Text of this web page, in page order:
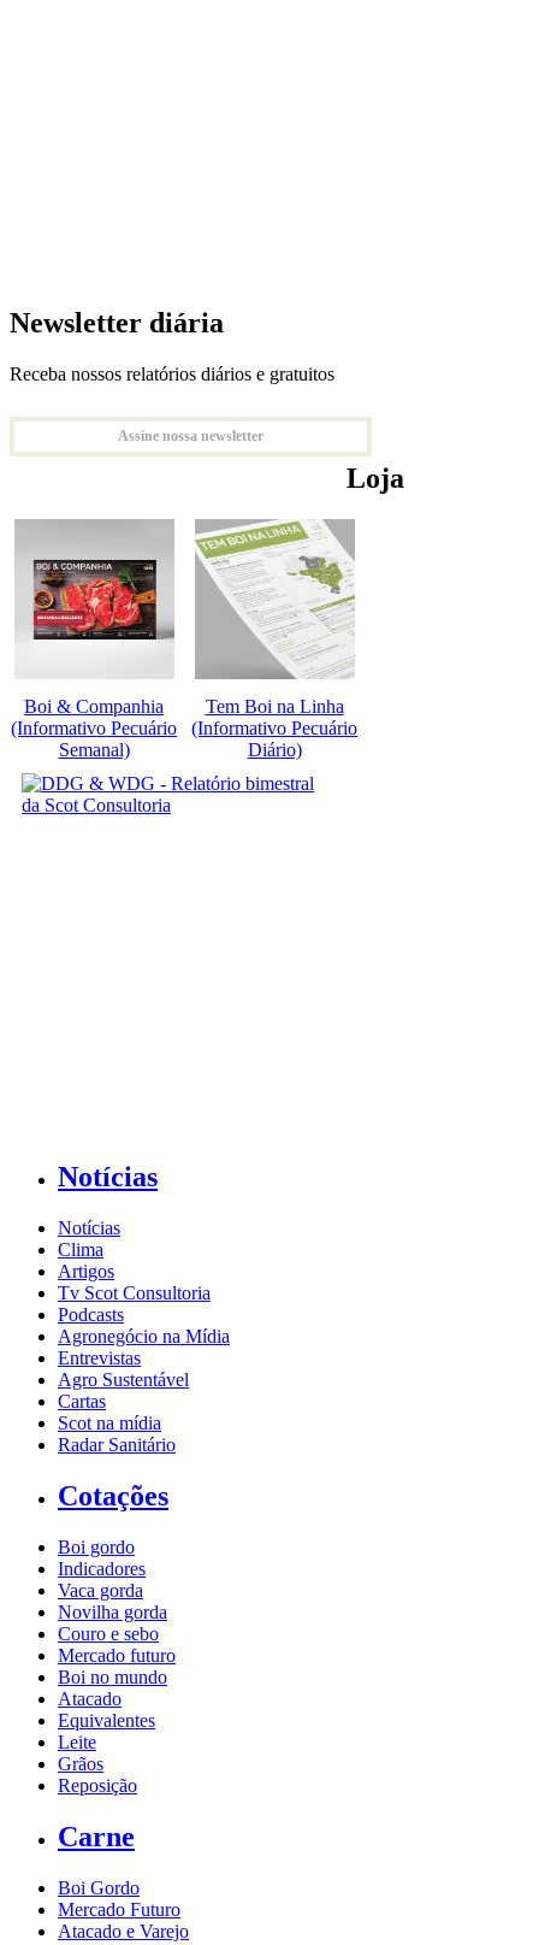
Newsletter diária
Receba nossos relatórios diários e gratuitos
Assine nossa newsletter
Loja
Boi & Companhia
(Informativo Pecuário
Semanal)
Tem Boi na Linha
(Informativo Pecuário
Diário)
Notícias
Notícias
Clima
Artigos
Tv Scot Consultoria
Podcasts
Agronegócio na Mídia
Entrevistas
Agro Sustentável
Cartas
Scot na mídia
Radar Sanitário
Cotações
Boi gordo
Indicadores
Vaca gorda
Novilha gorda
Couro e sebo
Mercado futuro
Boi no mundo
Atacado
Equivalentes
Leite
Grãos
Reposição
Carne
Boi Gordo
Mercado Futuro
Atacado e Varejo